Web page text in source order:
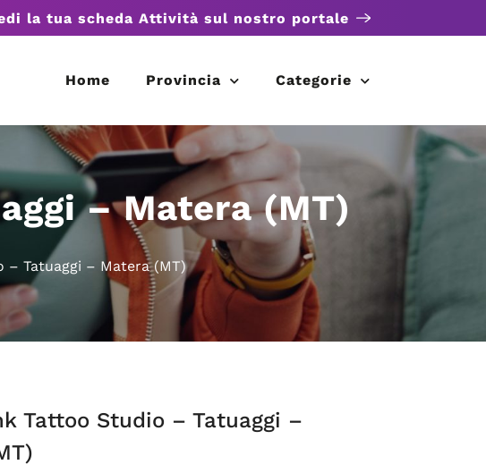
la tua scheda Attività sul nostro portale
Home Provincia Categorie
– Matera (MT)
– Tatuaggi – Matera (MT)
Tattoo Studio – Tatuaggi –